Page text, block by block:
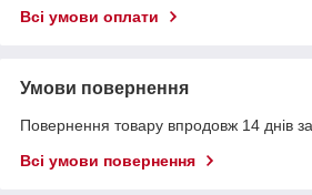
Всі умови оплати
Умови повернення
Повернення товару впродовж 14 днів
Всі умови повернення